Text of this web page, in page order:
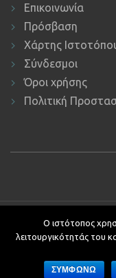
Επικοινωνία
Πρόσβαση
Χάρτης
Σύνδεσμοι
Όροι χρήσης
Πολιτική
Copyright ©
Κείμενα - Επιμέλεια:
Ο ιστότοπος
λειτουργικότητάς του
ΣΥΜΦΩΝΩ